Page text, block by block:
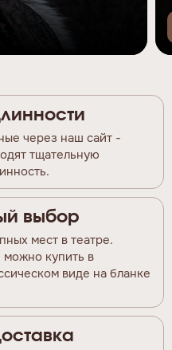
через наш сайт -
тщательную
выбор
мест в театре.
можно купить в
виде на бланке